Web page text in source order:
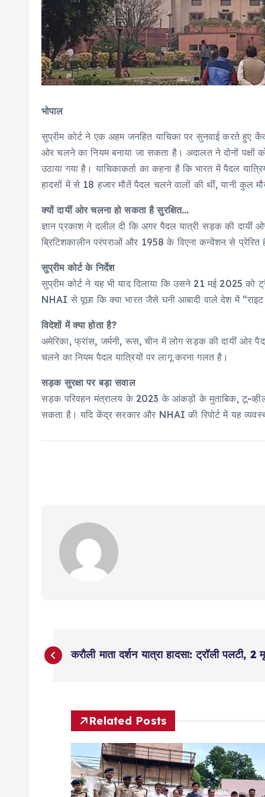
भोपाल
सुप्रीम कोर्ट ने एक अहम जनहित याचिका पर सुनवाई करते हुए
ओर चलने का नियम बनाया जा सकता है। अदालत ने दोनों पक्षों
उठाया गया है। याचिकाकर्ता का कहना है कि भारत में पैदल
हादसों में से 18 हजार मौतें पैदल चलने वालों की थीं, यानी कुल
क्यों दायीं ओर चलना हो सकता है सुरक्षित…
ज्ञान प्रकाश ने दलील दी कि अगर पैदल यात्री सड़क की
ब्रिटिशकालीन परंपराओं और 1958 के विएना कन्वेंशन से
सुप्रीम कोर्ट के निर्देश
सुप्रीम कोर्ट ने यह भी याद दिलाया कि उसने 21 मई 2025
NHAI से पूछा कि क्या भारत जैसे घनी आबादी वाले देश में
विदेशों में क्या होता है?
अमेरिका, फ्रांस, जर्मनी, रूस, चीन में लोग सड़क की दायीं ओर
चलने का नियम पैदल यात्रियों पर लागू करना गलत है।
सड़क सुरक्षा पर बड़ा सवाल
सड़क परिवहन मंत्रालय के 2023 के आंकड़ों के मुताबिक, टू-
सकता है। यदि केंद्र सरकार और NHAI की रिपोर्ट में यह
P
करौली माता दर्शन यात्रा हादसा: ट्रॉली पलटी,
Related Posts